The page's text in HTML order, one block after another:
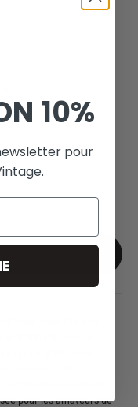
de la Nouvelle-
sauvage et les
l'essence de la
pour les amateurs de
10%
pour